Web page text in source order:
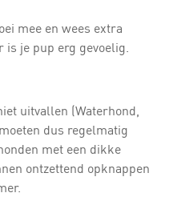
mee en wees extra
je pup erg gevoelig.
uitvallen (Waterhond,
dus regelmatig
met een dikke
ontzettend opknappen